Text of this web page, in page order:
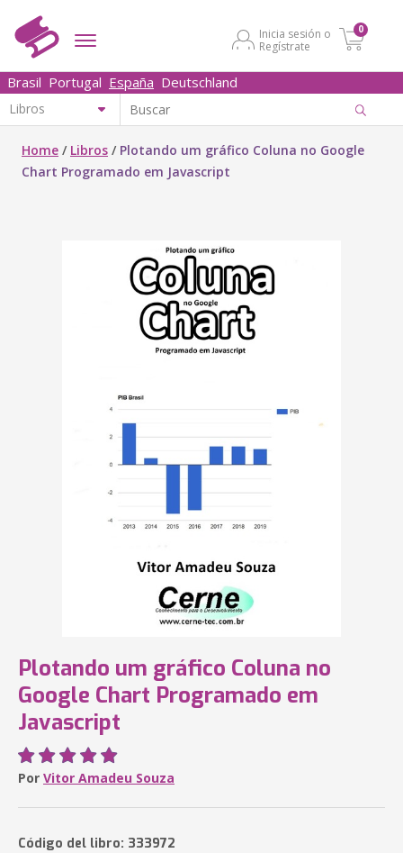
Inicia sesión o
Regístrate
0
Brasil Portugal España Deutschland
Home / Libros / Plotando um gráfico Coluna no Google
Chart Programado em Javascript
Plotando um gráfico Coluna no
Google Chart Programado em
Javascript
Por Vitor Amadeu Souza
Código del libro: 333972